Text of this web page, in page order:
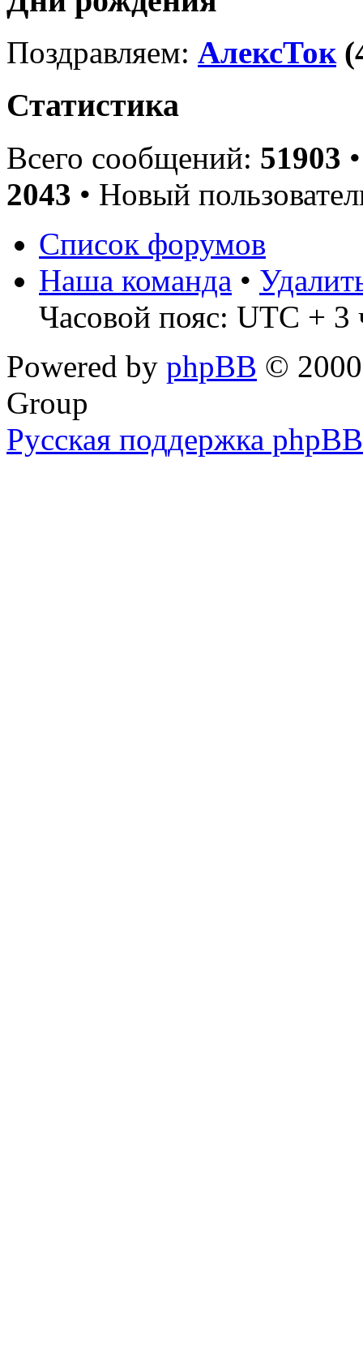
Поздравляем: АлексТок
Статистика
Всего сообщений: 51903
2043 • Новый
Список форумов
Наша команда •
Часовой пояс: UTC + 3
Powered by phpBB ©
Group
Русская поддержка phpBB